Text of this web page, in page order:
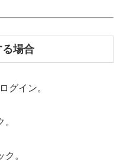
場合
グイン。
。